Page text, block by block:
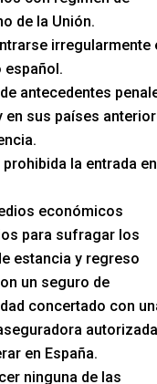
de la Unión.
irregularmente
antecedentes
en sus países
prohibida la entrada en
económicos
para sufragar los
estancia y regreso
un seguro de
concertado con
autorizada
en España.
ninguna de las